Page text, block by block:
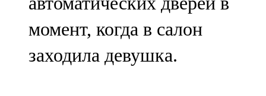
107,7 FM
Чистай
103,0 FM
момент, когда в салон
заходила девушка.